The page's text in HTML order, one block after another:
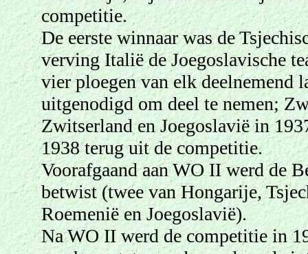
competitie.
De eerste winnaarwas de
verving Italië de Joegoslavische
vier ploegen van elk deelnemend
uitgenodigd om deel te nemen;
Zwitserland en Joegoslavië in
1938 terug uit de competitie.
Voorafgaand aan WO II werd de
betwist (twee van Hongarije,
Roemenië en Joegoslavië).
Na WO II werd de competitie in